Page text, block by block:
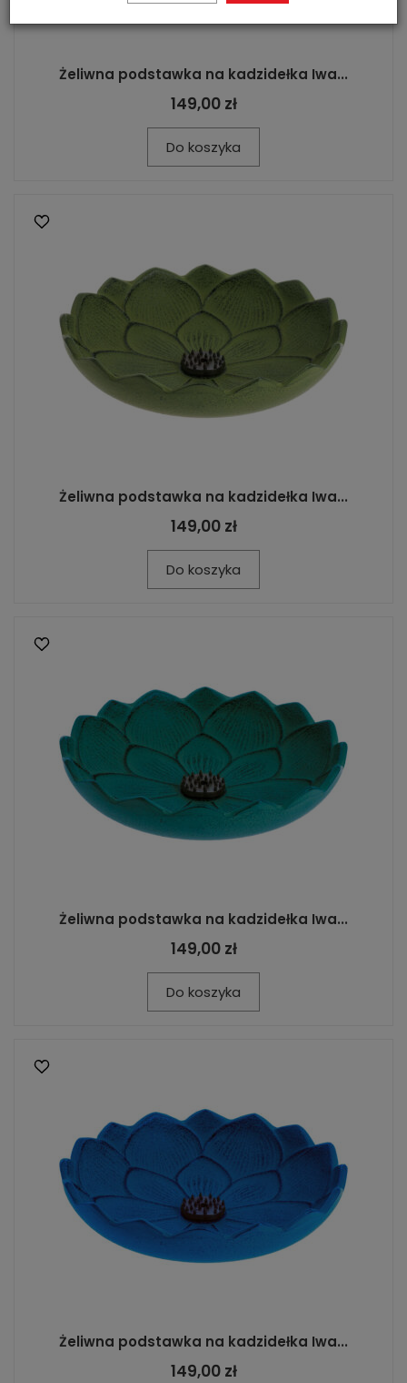
Żeliwna podstawka na kadzidełka Iwa...
149,00 zł
Do koszyka
Żeliwna podstawka na kadzidełka Iwa...
149,00 zł
Do koszyka
Żeliwna podstawka na kadzidełka Iwa...
149,00 zł
Do koszyka
Żeliwna podstawka na kadzidełka Iwa...
149,00 zł